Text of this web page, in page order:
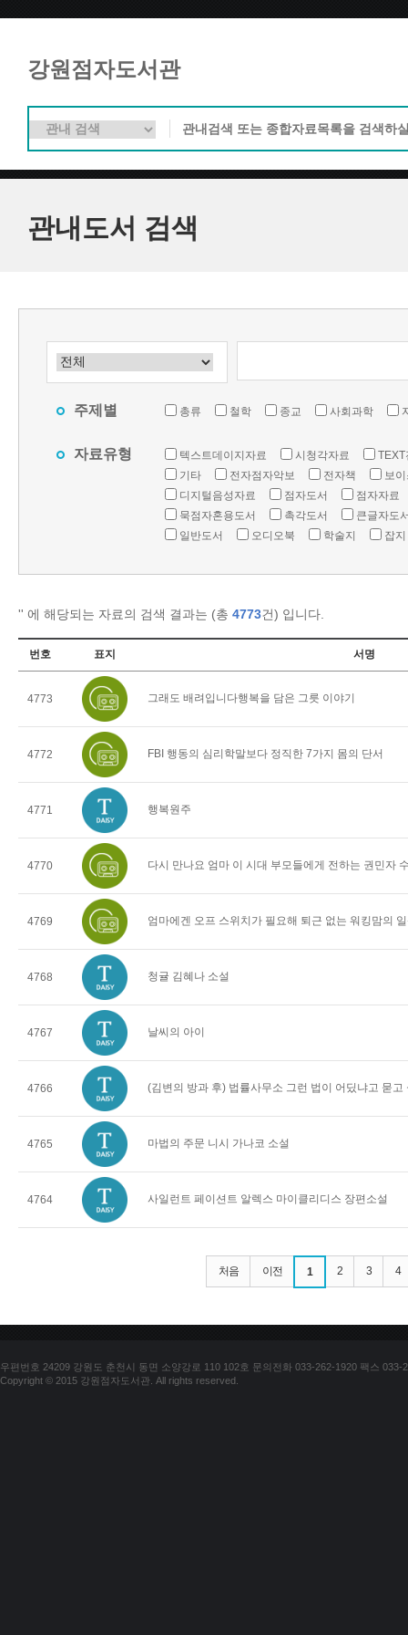
강원점자도서관
관내도서 검색
주제별 총류 철학 종교 사회과학
자료유형 텍스트데이지자료 시청각자료
TEXT
기타
전자점자악보 전자책
보
디지털음성자료
점자도서
점자자료
묵점자혼용도서
촉각도서
큰글자도
일반도서
오디오북 학술지 잡지
'' 에 해당되는 자료의 검색 결과는 (총 4773건) 입니다.
번호 표지 서명
4773 그래도 배려입니다행복을 담은 그릇 이야기
4772 FBI 행동의 심리학말보다 정직한 7가지 몸의 단서
4771 행복원주
4770 다시 만나요 엄마 이 시대 부모들에게 전하는 권민자
4769 엄마에겐 오프 스위치가 필요해 퇴근 없는 워킹맘의
4768 청귤 김혜나 소설
4767 날씨의 아이
4766 (김변의 방과 후) 법률사무소 그런 법이 어딨냐고 묻고
4765 마법의 주문 니시 가나코 소설
4764 사일런트 페이션트 알렉스 마이클리디스 장편소설
처음 이전 1 2 3 4
우편번호 24209 강원도 춘천시 동면 소양강로 110 102호 문의전화 033-262-1920 팩스 033-
Copyright © 2015 강원점자도서관. All rights reserved.